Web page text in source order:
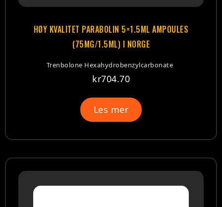
HØY KVALITET PARABOLIN 5×1.5ML AMPOULES
(75MG/1.5ML) I NORGE
Trenbolone Hexahydrobenzylcarbonate
kr704.70
Les mer